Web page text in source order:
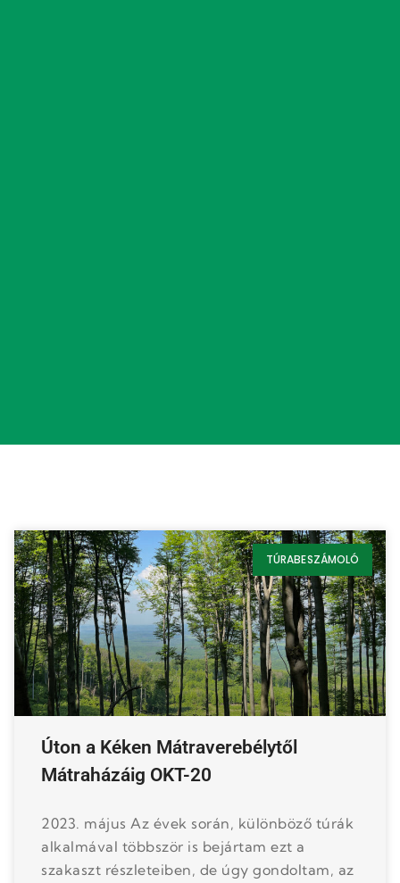
TÚRABESZÁMOLÓ
Úton a Kéken Mátraverebélytől
Mátraházáig OKT-20
2023. május Az évek során, különböző túrák
alkalmával többször is bejártam ezt a
szakaszt részleteiben, de úgy gondoltam, az